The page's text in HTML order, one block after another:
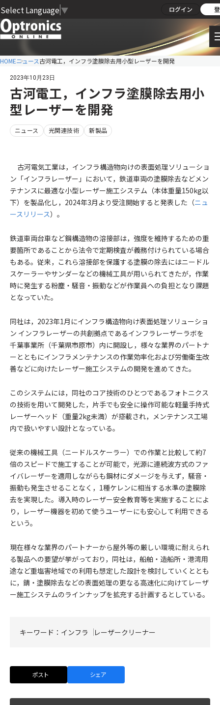
Select Language ▼ ログイン
HOMEニュース古河電工，インフラ塗膜除去用小型レーザーを開発
2023年10月23日
古河電工，インフラ塗膜除去用小
型レーザーを開発
ニュース 光関連技術 新製品
古河電気工業は，インフラ構造物向けの表面処理ソリューショ
ン「インフラレーザー」において，鉄道車両の塗膜除去などメン
テナンスに最適な小型レーザー施工システム（本体重量150kg以
下）を製品化し，2024年3月より受注開始すると発表した（ニュ
ースリリース）。
鉄道車両台車など鋼構造物の溶接部は，強度を維持するための重
要箇所であることから法令で定期検査が義務付けられている場合
もある。従来，これら溶接部を保護する塗膜の除去にはニードル
スケーラーやサンダーなどの機械工具が用いられてきたが，作業
時に発生する粉塵・騒音・振動などが作業員への負担となり課題
となっていた。
同社は，2023年1月にインフラ構造物向け表面処理ソリューショ
ン インフラレーザーの共創拠点であるインフラレーザーラボを
千葉事業所（千葉県市原市）内に開設し，様々な業界のパートナ
ーとともにインフラメンテナンスの作業効率化および労働衛生改
善などに向けたレーザー施工システムの開発を進めてきた。
このシステムには，同社のコア技術のひとつであるフォトニクス
の技術を用いて開発した，片手でも安全に操作可能な軽量手持式
レーザーヘッド（重量2kg未満）が搭載され，メンテナンス工場
内で扱いやすい設計となっている。
従来の機械工具（ニードルスケーラー）での作業と比較して約7
倍のスピードで施工することが可能で，光源に連続波方式のファ
イバレーザーを適用しながらも鋼材にダメージを与えず，騒音・
振動も発生させることなく，1種ケレンに相当する水準の塗膜除
去を実現した。導入時のレーザー安全教育等を実施することによ
り，レーザー機器を初めて使うユーザーにも安心して利用できる
という。
現在様々な業界のパートナーから屋外等の厳しい環境に耐えられ
る製品への要望が挙がっており，同社は，船舶・造船所・港湾用
途など重塩害地域での利用も想定した設計を検討していくととも
に，錆・塗膜除去などの表面処理の更なる高速化に向けてレーザ
ー施工システムのラインナップを拡充する計画するとしている。
キーワード： インフラ レーザークリーナー
ポスト シェア